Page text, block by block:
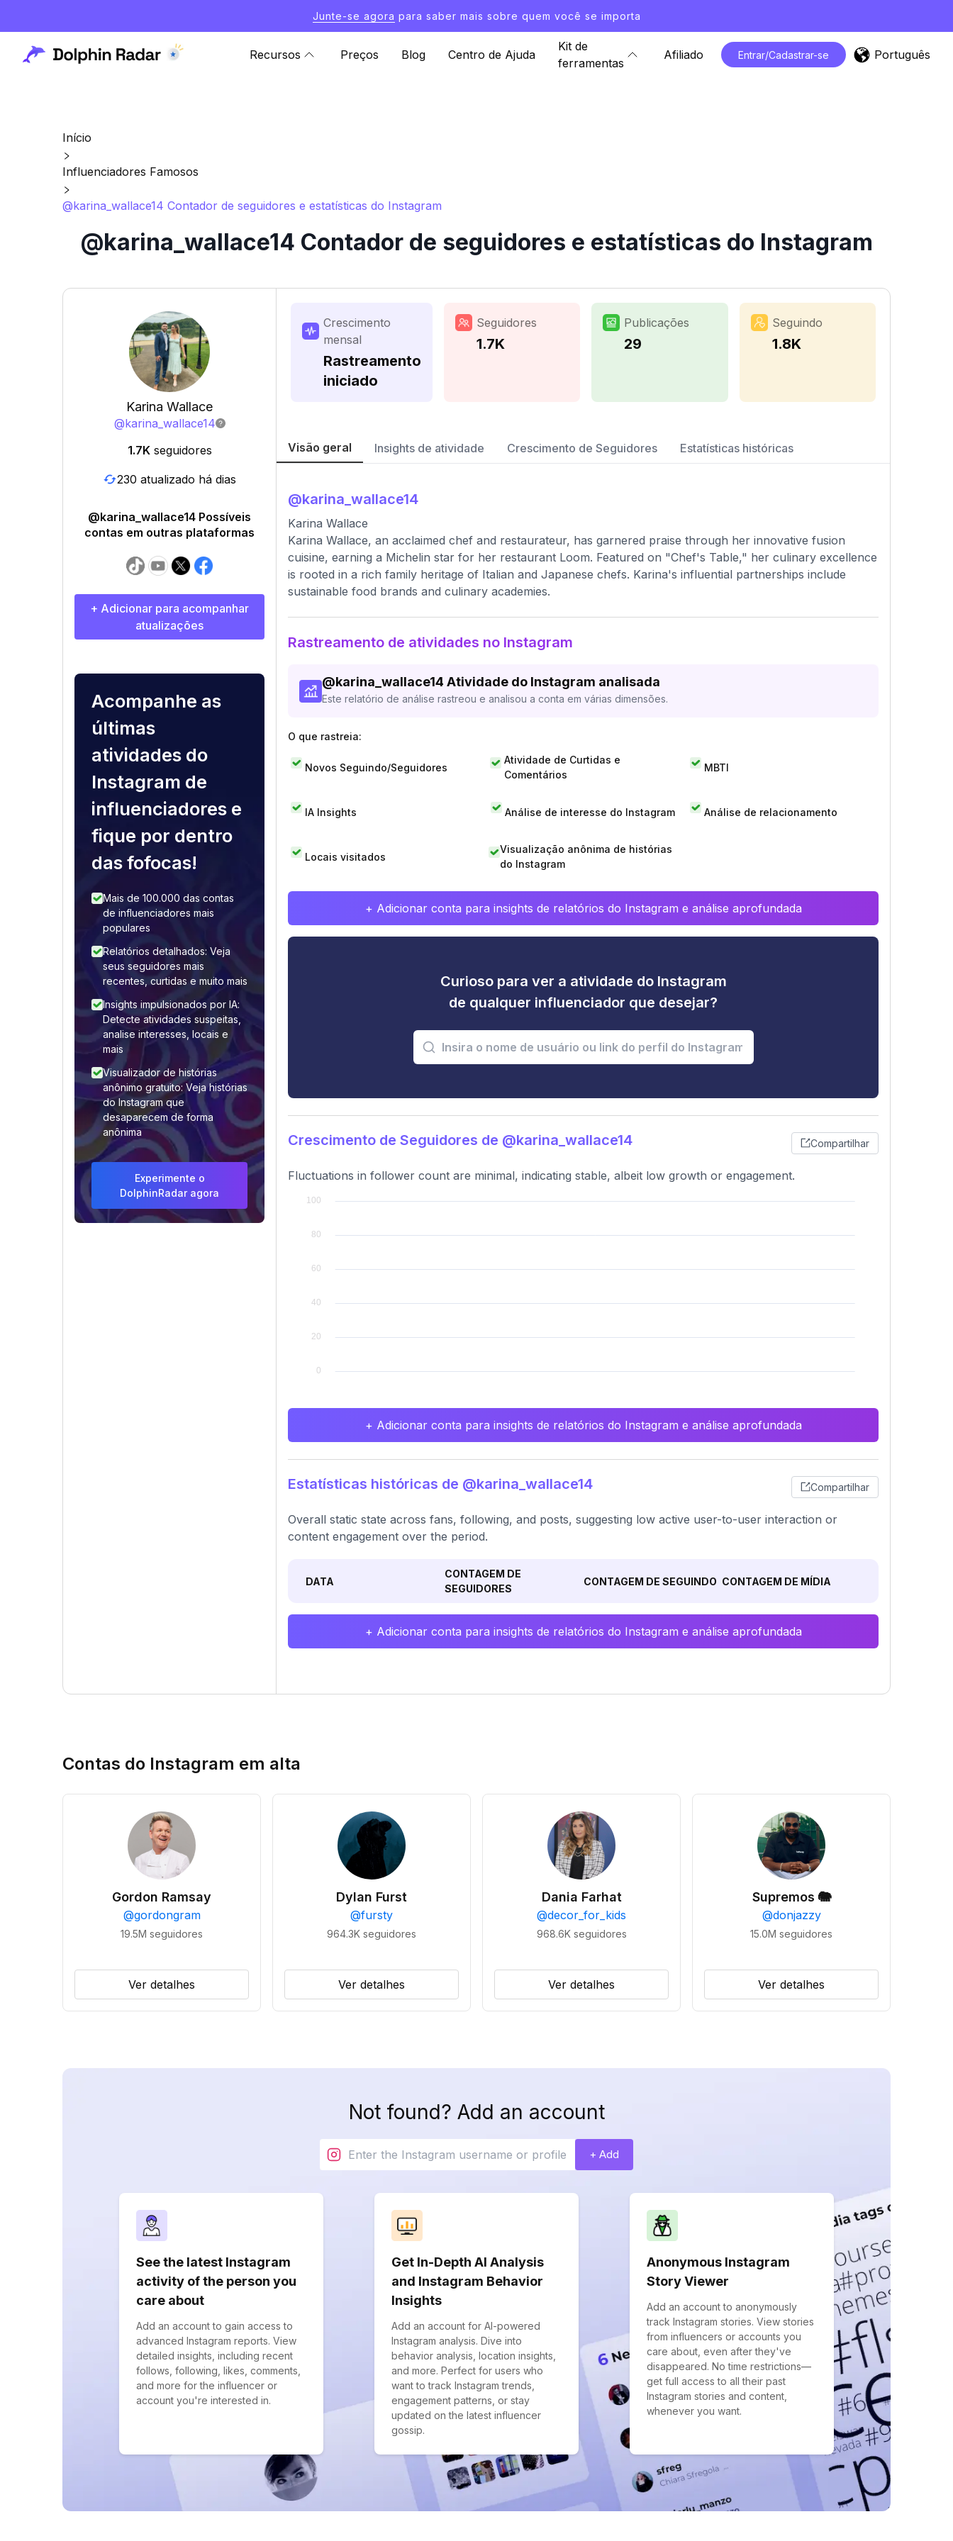
Junte-se agora para saber mais sobre quem você se importa
Recursos Preços Blog Centro de Ajuda
Kit de
ferramentas
Afiliado Entrar/Cadastrar-se Português
Início
Influenciadores Famosos
@karina_wallace14 Contador de seguidores e estatísticas do Instagram
@karina_wallace14 Contador de seguidores e estatísticas do Instagram
Karina Wallace
@karina_wallace14
1.7K seguidores
230 atualizado há dias
@karina_wallace14 Possíveis
contas em outras plataformas
+ Adicionar para acompanhar
atualizações
Acompanhe as
últimas
atividades do
Instagram de
influenciadores e
fique por dentro
das fofocas!
Mais de 100.000 das contas
de influenciadores mais
populares
Relatórios detalhados: Veja
seus seguidores mais
recentes, curtidas e muito mais
Insights impulsionados por IA:
Detecte atividades suspeitas,
analise interesses, locais e
mais
Visualizador de histórias
anônimo gratuito: Veja histórias
do Instagram que
desaparecem de forma
anônima
Experimente o
DolphinRadar agora
Crescimento
mensal
Rastreamento
iniciado
Seguidores
1.7K
Publicações
29
Seguindo
1.8K
Visão geral Insights de atividade Crescimento de Seguidores Estatísticas históricas
@karina_wallace14
Karina Wallace
Karina Wallace, an acclaimed chef and restaurateur, has garnered praise through her innovative fusion
cuisine, earning a Michelin star for her restaurant Loom. Featured on "Chef's Table," her culinary excellence
is rooted in a rich family heritage of Italian and Japanese chefs. Karina's influential partnerships include
sustainable food brands and culinary academies.
Rastreamento de atividades no Instagram
@karina_wallace14 Atividade do Instagram analisada
Este relatório de análise rastreou e analisou a conta em várias dimensões.
O que rastreia:
Novos Seguindo/Seguidores
Atividade de Curtidas e
Comentários
MBTI
IA Insights Análise de interesse do Instagram Análise de relacionamento
Locais visitados
Visualização anônima de histórias
do Instagram
+ Adicionar conta para insights de relatórios do Instagram e análise aprofundada
Curioso para ver a atividade do Instagram
de qualquer influenciador que desejar?
Crescimento de Seguidores de @karina_wallace14 Compartilhar
Fluctuations in follower count are minimal, indicating stable, albeit low growth or engagement.
+ Adicionar conta para insights de relatórios do Instagram e análise aprofundada
Estatísticas históricas de @karina_wallace14 Compartilhar
Overall static state across fans, following, and posts, suggesting low active user-to-user interaction or
content engagement over the period.
DATA
CONTAGEM DE
SEGUIDORES
CONTAGEM DE SEGUINDO CONTAGEM DE MÍDIA
+ Adicionar conta para insights de relatórios do Instagram e análise aprofundada
Contas do Instagram em alta
Gordon Ramsay
@gordongram
19.5M seguidores
Ver detalhes
Dylan Furst
@fursty
964.3K seguidores
Ver detalhes
Dania Farhat
@decor_for_kids
968.6K seguidores
Ver detalhes
Supremos 🐘
@donjazzy
15.0M seguidores
Ver detalhes
Not found? Add an account
+ Add
See the latest Instagram
activity of the person you
care about
Add an account to gain access to
advanced Instagram reports. View
detailed insights, including recent
follows, following, likes, comments,
and more for the influencer or
account you're interested in.
Get In-Depth AI Analysis
and Instagram Behavior
Insights
Add an account for AI-powered
Instagram analysis. Dive into
behavior analysis, location insights,
and more. Perfect for users who
want to track Instagram trends,
engagement patterns, or stay
updated on the latest influencer
gossip.
Anonymous Instagram
Story Viewer
Add an account to anonymously
track Instagram stories. View stories
from influencers or accounts you
care about, even after they've
disappeared. No time restrictions—
get full access to all their past
Instagram stories and content,
whenever you want.